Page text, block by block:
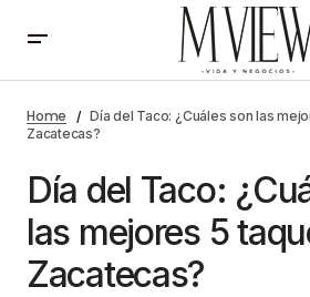
de Zacatecas?
Home
Día del Taco: ¿Cuáles son las
Zacatecas?
Día del Taco:
las mejores 5
Zacatecas?